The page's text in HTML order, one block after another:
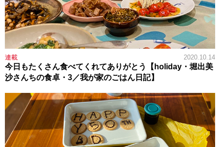
連載 2020.10.14
今日もたくさん食べてくれてありがとう【holiday・堀出美
沙さんちの食卓・3／我が家のごはん日記】